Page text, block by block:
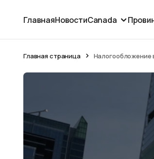
ГлавнаяНовостиCanada
Главная страница Налогообложение